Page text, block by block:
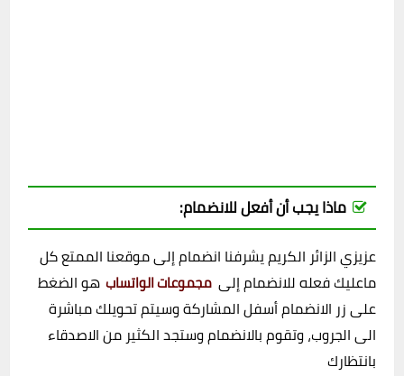
ماذا يجب أن أفعل للانضمام:
عزيزي الزائر الكريم يشرفنا انضمام إلى موقعنا الممتع كل
ماعليك فعله للانضمام إلى مجموعات الواتساب هو الضغط
على زر الانضمام أسفل المشاركة وسيتم تحويلك مباشرة
الى الجروب، وتقوم بالانضمام وستجد الكثير من الاصدقاء
بانتظارك